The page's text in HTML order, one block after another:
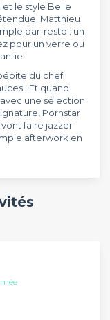
et le style Belle
Matthieu
bar-resto : un
pour un verre ou
!
du chef
! Et quand
une sélection
Pornstar
faire jazzer
afterwork en